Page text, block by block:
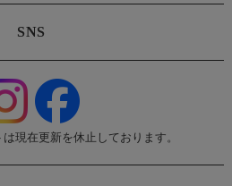
SNS
現在更新を休止しております。